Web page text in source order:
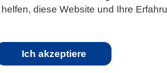
diese Website und Ihre
Ich akzeptiere
HOLSTEIN NEWS AUS SCHLESWIG-